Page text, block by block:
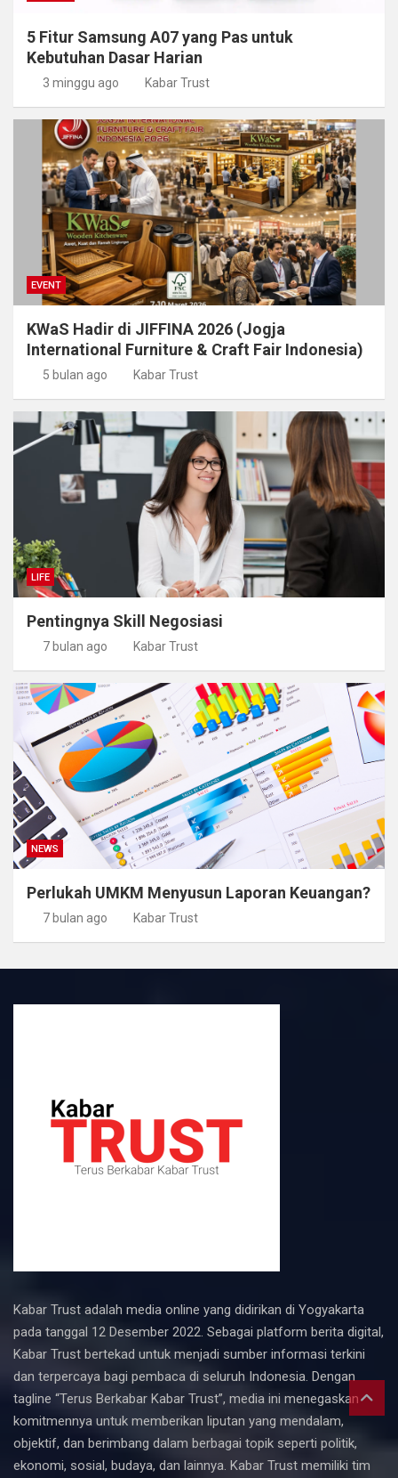
5 Fitur Samsung A07 yang Pas untuk
Kebutuhan Dasar Harian
3 minggu ago Kabar Trust
EVENT
KWaS Hadir di JIFFINA 2026 (Jogja
International Furniture & Craft Fair Indonesia)
5 bulan ago Kabar Trust
LIFE
Pentingnya Skill Negosiasi
7 bulan ago Kabar Trust
NEWS
Perlukah UMKM Menyusun Laporan Keuangan?
7 bulan ago Kabar Trust
Kabar Trust adalah media online yang didirikan di Yogyakarta
pada tanggal 12 Desember 2022. Sebagai platform berita digital,
Kabar Trust bertekad untuk menjadi sumber informasi terkini
dan terpercaya bagi pembaca di seluruh Indonesia. Dengan
tagline “Terus Berkabar Kabar Trust”, media ini menegaskan
komitmennya untuk memberikan liputan yang mendalam,
objektif, dan berimbang dalam berbagai topik seperti politik,
ekonomi, sosial, budaya, dan lainnya. Kabar Trust memiliki tim